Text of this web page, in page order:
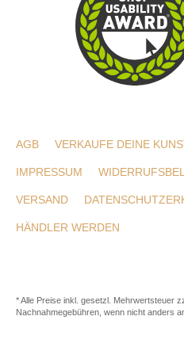
AGB VERKAUFE DEINE
IMPRESSUM
VERSAND
HÄNDLER WERDEN
* Alle Preise inkl. gesetzl. Mehrwertsteuer
Nachnahmegebühren, wenn nicht anders